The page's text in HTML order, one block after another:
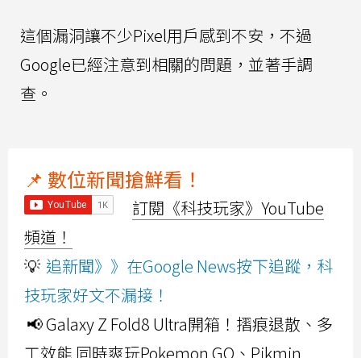
這個漏洞讓不少Pixel用戶感到不安，不過
Google已經注意到相關的問題，並著手調
查。
📌 數位新聞搶鮮看！
訂閱《科技玩家》YouTube
頻道！
💡 追新聞》》在Google News按下追蹤，科
技玩家好文不漏接！
📢 Galaxy Z Fold8 Ultra開箱！摺痕退散、多
工效能 同時爽玩Pokemon GO、Pikmin